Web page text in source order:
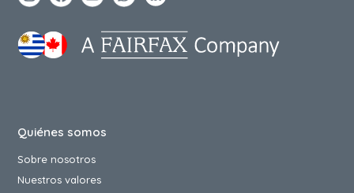
Quiénes somos
Sobre nosotros
Nuestros valores